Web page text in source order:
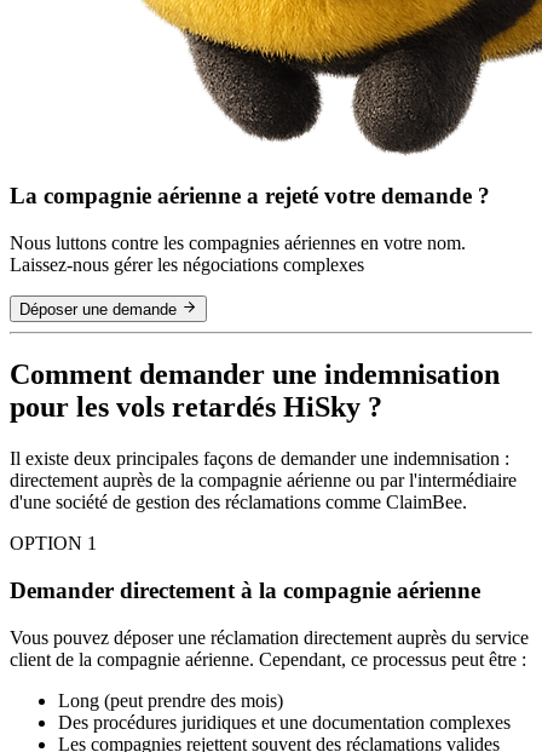
La compagnie aérienne a rejeté votre demande ?
Nous luttons contre les compagnies aériennes en votre nom.
Laissez-nous gérer les négociations complexes
Déposer une demande
Comment demander une indemnisation
pour les vols retardés HiSky ?
Il existe deux principales façons de demander une indemnisation :
directement auprès de la compagnie aérienne ou par l'intermédiaire
d'une société de gestion des réclamations comme ClaimBee.
OPTION 1
Demander directement à la compagnie aérienne
Vous pouvez déposer une réclamation directement auprès du service
client de la compagnie aérienne. Cependant, ce processus peut être :
Long (peut prendre des mois)
Des procédures juridiques et une documentation complexes
Les compagnies rejettent souvent des réclamations valides